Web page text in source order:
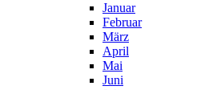
Januar
Februar
März
April
Mai
Juni